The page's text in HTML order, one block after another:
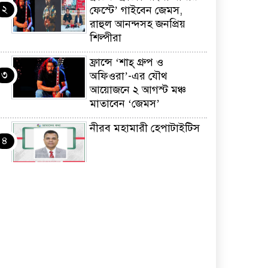
২
ফেস্টে’ গাইবেন জেমস,
রাহুল আনন্দসহ জনপ্রিয়
শিল্পীরা
৩
ফ্রান্সে ‘শাহ্ গ্রুপ ও
অফিওরা’-এর যৌথ
আয়োজনে ২ আগস্ট মঞ্চ
মাতাবেন ‘জেমস’
৪
নীরব মহামারী হেপাটাইটিস